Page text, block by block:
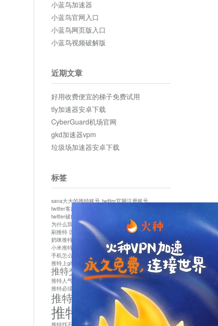
小蓝鸟加速器
小蓝鸟官网入口
小蓝鸟网页版入口
小蓝鸟视频破解版
近期文章
好用收费便宜的梯子免费试用
tly加速器安卓下载
CyberGuard机场官网
gkd加速器vpm
垃圾场加速器安卓下载
标签
sana大大的推特账号 twitter官网注册账号
twitter客服
twitter破解版下载
为什么我推特无法保存设置
作者sana推特是什么
刷推特 国内为什么不能用twitter 国内能用twitter吗
奶咪推特
如何找回推特密码
小米推特闪退是怎么回事 怎么看推特上的视频
手机怎么注册推特账号
推特devil
推特上ghs的女博主
推特交友软件app下载
推特人气萌货小蔡头喵喵喵 推特实名制
推特必须用外网吗
推特怎么取消关联手机号
推特怎么看敏感内容苹果
推特找不到账号 推特注册必须要手机号